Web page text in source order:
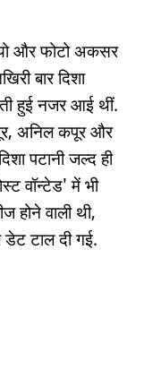
और फोटो अकसर
बार दिशा
हुई नजर आई थीं.
अनिल कपूर और
पटानी जल्द ही
वॉन्टेड' में भी
होने वाली थी,
डेट टाल दी गई.